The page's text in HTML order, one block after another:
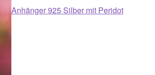
Anhänger 925 Silber mit Peridot